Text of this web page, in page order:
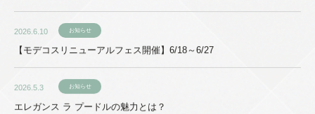
2026.6.10 お知らせ
【モデコスリニューアルフェス開催】6/18～6/27
2026.5.3 お知らせ
エレガンス ラ プードルの魅力とは？